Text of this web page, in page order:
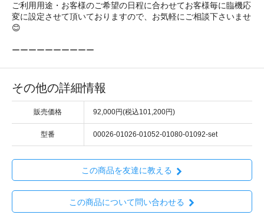
ご利用用途・お客様のご希望の日程に合わせてお客様毎に臨機応
変に設定させて頂いておりますので、お気軽にご相談下さいませ
😊
ーーーーーーーーーー
その他の詳細情報
販売価格 92,000円(税込101,200円)
型番 00026-01026-01052-01080-01092-set
この商品を友達に教える
この商品について問い合わせる